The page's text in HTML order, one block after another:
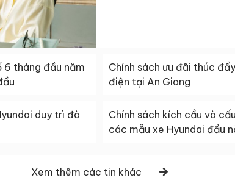
6 tháng đầu năm
Chính sách ưu đãi thúc
điện tại An Giang
duy trì đà
Chính sách kích cầu và
các mẫu xe Hyundai đầu
Xem thêm các tin khác